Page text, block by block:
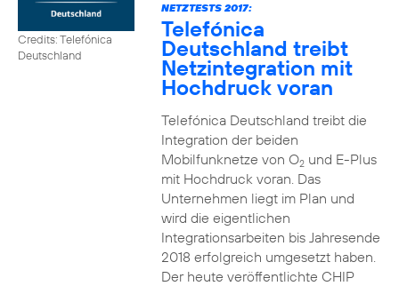
Credits: Telefónica
Deutschland
NETZTESTS 2017:
Telefónica
Deutschland treibt
Netzintegration mit
Hochdruck voran
Telefónica Deutschland treibt die
Integration der beiden
Mobilfunknetze von O2und E-Plus
mit Hochdruck voran. Das
Unternehmen liegt im Plan und
wird die eigentlichen
Integrationsarbeiten bis Jahresende
2018 erfolgreich umgesetzt haben.
Der heute veröffentlichte CHIP